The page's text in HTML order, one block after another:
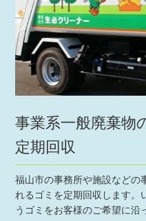
事業系一般廃棄物
定期回収
福山市の事務所や施設などの
れるゴミを定期回収します。
うゴミをお客様のご希望に沿